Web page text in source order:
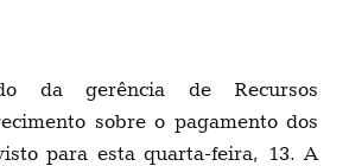
da gerência de Recursos
sobre o pagamento dos
para esta quarta-feira, 13. A